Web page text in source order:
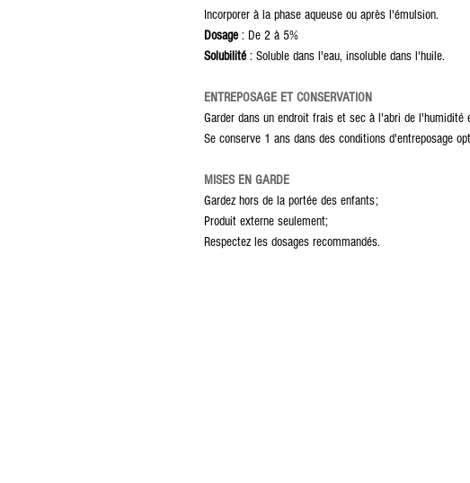
Incorporer à la phase aqueuse ou après l'émulsion.
Dosage : De 2 à 5%
Solubilité : Soluble dans l'eau, insoluble dans l'huile.
ENTREPOSAGE ET CONSERVATION
Garder dans un endroit frais et sec à l'abri de l'humidité
Se conserve 1 ans dans des conditions d'entreposage
MISES EN GARDE
Gardez hors de la portée des enfants;
Produit externe seulement;
Respectez les dosages recommandés.